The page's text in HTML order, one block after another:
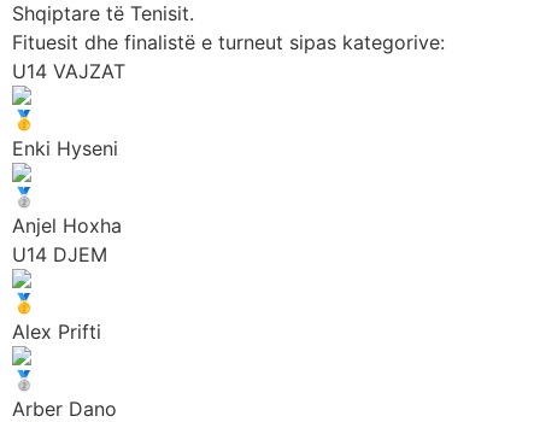
Shqiptare të Tenisit.
Fituesit dhe finalistë e turneut sipas kategorive:
U14 VAJZAT
Enki Hyseni
Anjel Hoxha
U14 DJEM
Alex Prifti
Arber Dano